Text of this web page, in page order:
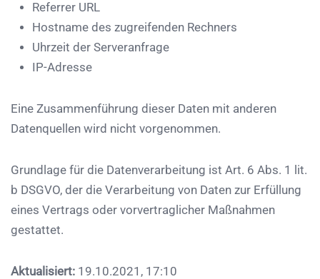
Referrer URL
Hostname des zugreifenden Rechners
Uhrzeit der Serveranfrage
IP-Adresse
Eine Zusammenführung dieser Daten mit anderen
Datenquellen wird nicht vorgenommen.
Grundlage für die Datenverarbeitung ist Art. 6 Abs. 1 lit.
b DSGVO, der die Verarbeitung von Daten zur Erfüllung
eines Vertrags oder vorvertraglicher Maßnahmen
gestattet.
Aktualisiert: 19.10.2021, 17:10